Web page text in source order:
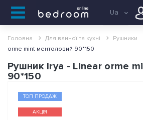
Ua
Головна Для ванної та кухні Pушники
orme mint ментоловий 90*150
Рушник Irya - Linear orme
90*150
ТОП ПРОДАЖ
АКЦІЯ